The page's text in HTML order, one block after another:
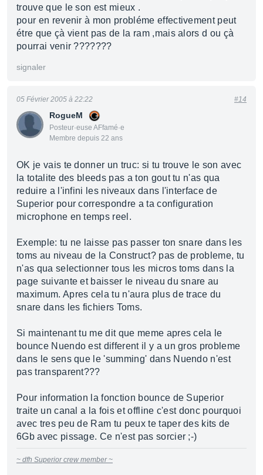
trouve que le son est mieux .
pour en revenir à mon probléme effectivement peut
étre que çà vient pas de la ram ,mais alors d ou çà
pourrai venir ???????
signaler
RogueM
Posteur·euse AFfamé·e
Membre depuis 22 ans
05 Février 2005 à 22:22 #14
OK je vais te donner un truc: si tu trouve le son avec
la totalite des bleeds pas a ton gout tu n'as qua
reduire a l'infini les niveaux dans l'interface de
Superior pour correspondre a ta configuration
microphone en temps reel.
Exemple: tu ne laisse pas passer ton snare dans les
toms au niveau de la Construct? pas de probleme, tu
n'as qua selectionner tous les micros toms dans la
page suivante et baisser le niveau du snare au
maximum. Apres cela tu n'aura plus de trace du
snare dans les fichiers Toms.
Si maintenant tu me dit que meme apres cela le
bounce Nuendo est different il y a un gros probleme
dans le sens que le 'summing' dans Nuendo n'est
pas transparent???
Pour information la fonction bounce de Superior
traite un canal a la fois et offline c'est donc pourquoi
avec tres peu de Ram tu peux te taper des kits de
6Gb avec pissage. Ce n'est pas sorcier ;-)
~ dfh Superior crew member ~